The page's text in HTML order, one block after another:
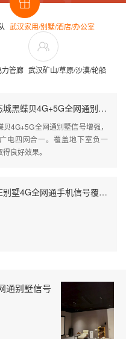
武汉家用/别墅/酒店/办公室
管廊 武汉矿山/草原/沙漠/轮船
武汉麓湖生态城黑蝶贝4G+5G全网通别墅信号增强
4G+5G全网通别墅信号增强，
电四网合一。覆盖地下室负一
良好效果。
武汉台湾山庄别墅4G全网通手机信号覆盖案例
通别墅信号